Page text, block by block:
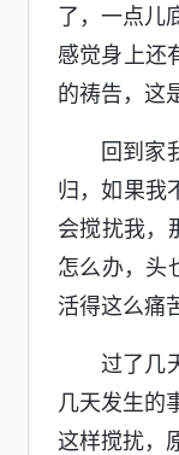
了，一点儿
感觉身上还
的祷告，这
回到家
归，如果我
会搅扰我，
怎么办，头
活得这么痛
过了几
几天发生的
这样搅扰，